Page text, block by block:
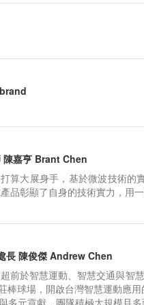
算大展身手，基於微波技術的
彰顯了自身的技術實力，用
長 陳俊傑 Andrew Chen
前於智慧運動、智慧交通與智
球場，開啟台灣智慧運動應
元貢獻，團隊積極大規模且